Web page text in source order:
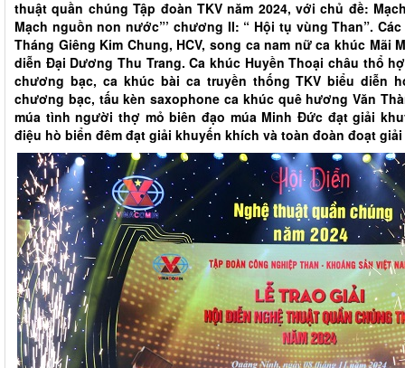
thuật quần chúng Tập đoàn TKV năm 2024, với chủ đề:
Mạch nguồn non nước”’ chương II: “ Hội tụ vùng Than”.
Tháng Giêng Kim Chung, HCV, song ca nam nữ ca khúc Mãi
diễn Đại Dương Thu Trang. Ca khúc Huyền Thoại châu thổ
chương bạc, ca khúc bài ca truyền thống TKV biểu diễn
chương bạc, tấu kèn saxophone ca khúc quê hương Văn
múa tình người thợ mỏ biên đạo múa Minh Đức đạt giải
điệu hò biển đêm đạt giải khuyến khích và toàn đoàn đoạt